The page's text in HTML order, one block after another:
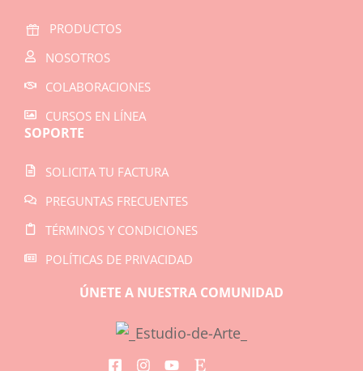
PRODUCTOS
NOSOTROS
COLABORACIONES
CURSOS EN LÍNEA
SOPORTE
SOLICITA TU FACTURA
PREGUNTAS FRECUENTES
TÉRMINOS Y CONDICIONES
POLÍTICAS DE PRIVACIDAD
ÚNETE A NUESTRA COMUNIDAD